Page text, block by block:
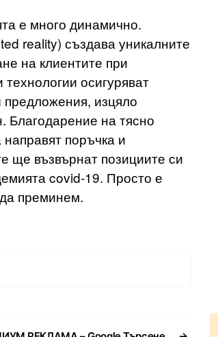
е много динамично.
reality) създава уникалните
на клиентите при
осигуряват
изцяло
Благодарение на тясно
поръчка и
ще възвърнат позициите си
covid-19. Просто е
преминем.